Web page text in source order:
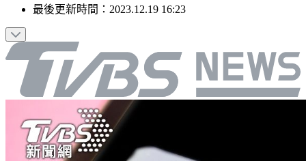
最後更新時間： 2023.12.19 16:23